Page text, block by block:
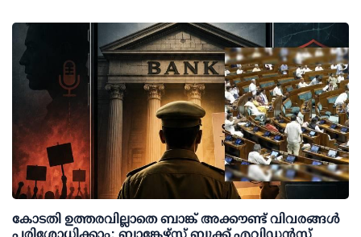
കോടതി ഉത്തരവില്ലാതെ ബാങ്ക് അക്കൗണ്ട് വിവരങ്ങള്‍